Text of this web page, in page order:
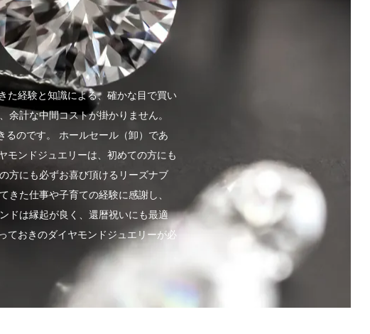
た経験と知識による、確かな目で買い
余計な中間コストが掛かりません。
るのです。 ホールセール（卸）であ
モンドジュエリーは、初めての方にも
方にも必ずお喜び頂けるリーズナブ
きた仕事や子育ての経験に感謝し、
ドは縁起が良く、還暦祝いにも最適
ておきのダイヤモンドジュエリーが必